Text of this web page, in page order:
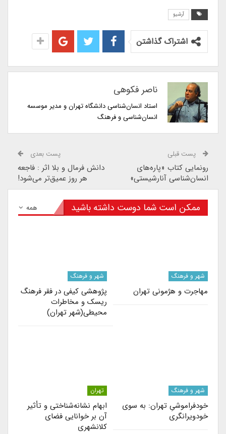
آرشیو
اشتراک گذاشتن
ناصر فکوهی
استاد انسان‌شناسی دانشگاه تهران و مدیر موسسه
انسان‌شناسی و فرهنگ
پست قبلی
رونمایی کتاب «پاره‌های
انسان‌شناسی آنارشیستی»
پست بعدی
دانش فرمال و بلا اثر : فاجعه
هر روز عمیق‌تر می‌شود!
همه ممکن است شما دوست داشته باشید
شهر و فرهنگ
مهاجرت‌ و هژمونی تهران
شهر و فرهنگ
پژوهشی کیفی در فقر فرهنگ
ریسک و مخاطرات
محیطی(شهر تهران)
شهر و فرهنگ
خود‌فراموشیِ تهران: به سوی
خودویرانگری
تهران
ابهام نشانه‌شناختی و تأثیر
آن بر خوانایی فضای
کلانشهری